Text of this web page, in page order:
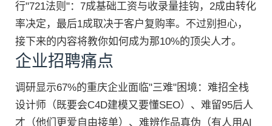
行"721法则"：7成基础工资与收录量挂钩，2成由转化
率决定，最后1成取决于客户复购率。不过别担心，
接下来的内容将教你如何成为那10%的顶尖人才。
企业招聘痛点
调研显示67%的重庆企业面临"三难"困境：难招全栈
设计师（既要会C4D建模又要懂SEO）、难留95后人
才（他们更爱自由接单）、难辨作品真伪（有人用AI